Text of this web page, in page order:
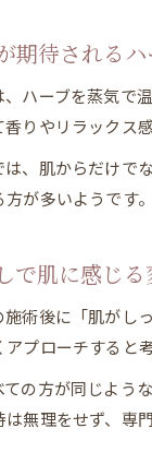
期待される
、ハーブを蒸気で
りやリラックス
は、肌からだけで
が多いようです
で肌に感じ
施術後に「肌がし
アプローチすると
ての方が同じよう
は無理をせず、専